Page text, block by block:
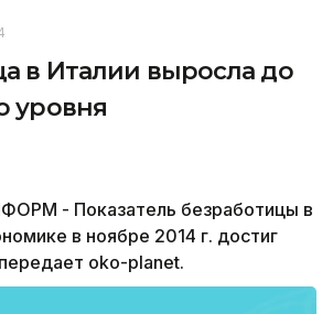
в Италии выросла до
уровня
- Показатель безработицы в
в ноябре 2014 г. достиг
oko-planet.